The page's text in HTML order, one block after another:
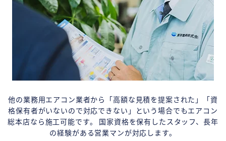
他の業務用エアコン業者から「高額な見積を提案された」「資
格保有者がいないので対応できない」という場合でもエアコン
総本店なら施工可能です。 国家資格を保有したスタッフ、長年
の経験がある営業マンが対応します。